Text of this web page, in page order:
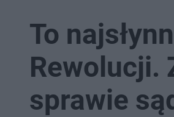
To
Rewolucji.
sprawie